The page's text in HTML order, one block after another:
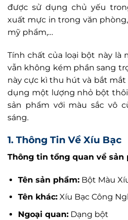
được sử dụng chủ yếu
xuất mực in trong văn
mỹ phẩm,…
Tính chất của loại bột này là
vẫn không kém phần sang
này cực kì thu hút và bắt mắt
dụng một lượng nhỏ bột
sản phẩm với màu sắc vô
sáng.
1. Thông Tin Về Xíu Bạc
Thông tin tổng quan về sản
Tên sản phẩm:Bột Màu
Tên khác:Xíu Bạc Công
Ngoại quan:Dạng bột